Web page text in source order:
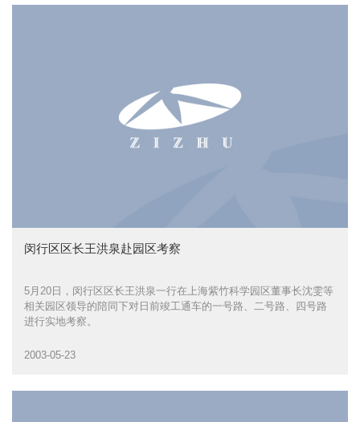
闵行区区长王洪泉赴园区考察
5月20日，闵行区区长王洪泉一行在上海紫竹科学园区董事长沈雯等
相关园区领导的陪同下对日前竣工通车的一号路、二号路、四号路
进行实地考察。
2003-05-23